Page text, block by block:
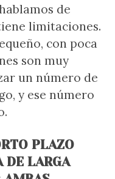
de
limitaciones.
con poca
son muy
un número de
y ese número
PLAZO
DE LARGA